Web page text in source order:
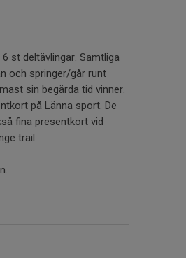
st deltävlingar. Samtliga
och springer/går runt
sin begärda tid vinner.
på Länna sport. De
fina presentkort vid
trail.